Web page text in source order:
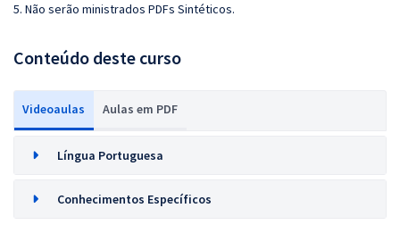
5. Não serão ministrados PDFs Sintéticos.
Conteúdo deste curso
Videoaulas Aulas em PDF
Língua Portuguesa
Conhecimentos Específicos